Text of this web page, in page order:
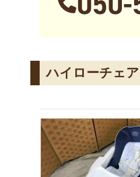
ハイローチェ